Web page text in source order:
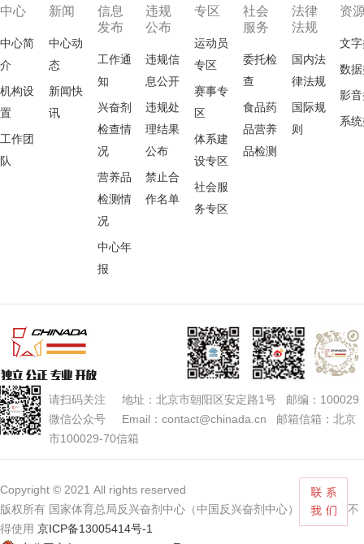
中心
中心简
介
机构设
置
工作团
队
新闻
中心动
态
新闻快
讯
信息
发布
工作通
知
兴奋剂
检查情
况
营养品
检测情
况
中心年
报
违规
公布
违规信
息公开
违规处
理结果
公布
禁止合
作名单
专区
运动员
专区
赛事专
区
体系建
设专区
社会服
务专区
社会
服务
委托检
查
食品药
品营养
品检测
法律
法规
国内法
律法规
国际规
则
资
文
数
影
系
请扫码关注 地址：北京市朝阳区安定路1号 邮编：100029
微信公众号 Email：contact@chinada.cn 邮箱信箱：北京
市100029-70信箱
Copyright © 2021 All rights reserved
版权所有 国家体育总局反兴奋剂中心（中国反兴奋剂中心） 未经授权不
得使用 京ICP备13005414号-1